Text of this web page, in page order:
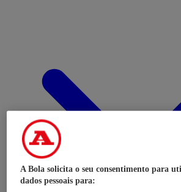
A Bola solicita o seu consentimento para
dados pessoais para: